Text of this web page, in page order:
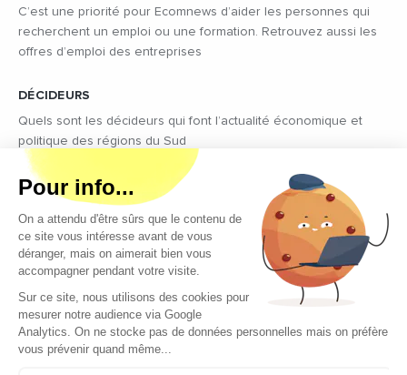
C’est une priorité pour Ecomnews d’aider les personnes qui
recherchent un emploi ou une formation. Retrouvez aussi les
offres d’emploi des entreprises
DÉCIDEURS
Quels sont les décideurs qui font l’actualité économique et
politique des régions du Sud
Copyright © 2026 - Tous droits réservés
Qui sommes-nous ?
Contact